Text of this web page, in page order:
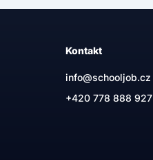
Kontakt
info@schooljob.cz
+420778 888 927